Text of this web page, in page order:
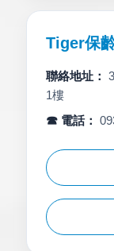
Tiger保
聯絡地址：
1樓
☎ 電話：